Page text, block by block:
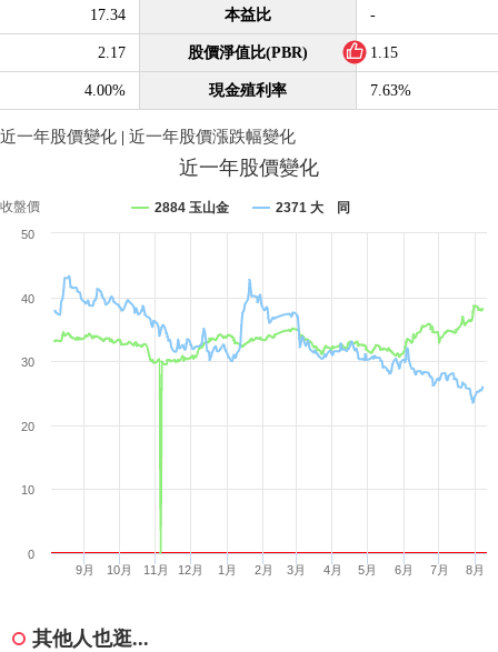
17.34 本益比 -
2.17 股價淨值比(PBR) 1.15
4.00% 現金殖利率 7.63%
近一年股價變化 | 近一年股價漲跌幅變化
收盤價
近一年股價變化
2884 玉山金 2371 大 同
9月 10月 11月 12月 1月 2月 3月 4月 5月 6月 7月 8月
0
10
20
30
40
50
其他人也逛...